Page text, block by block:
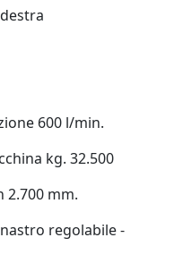
600 l/min.
kg. 32.500
2.700 mm.
regolabile -